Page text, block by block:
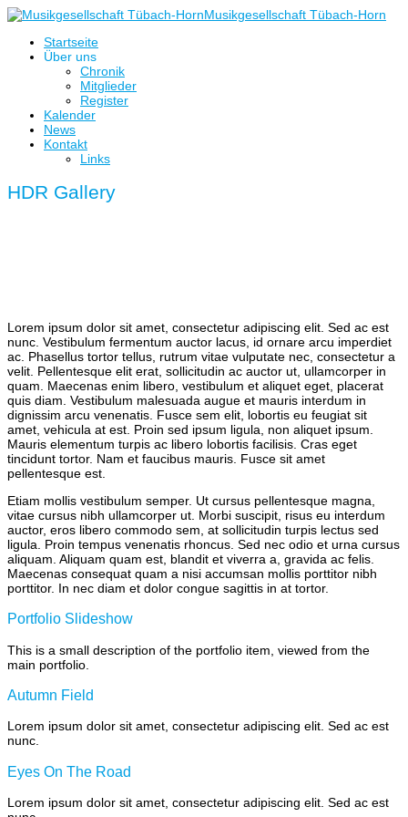
Musikgesellschaft Tübach-Horn
Startseite
Über uns
Chronik
Mitglieder
Register
Kalender
News
Kontakt
Links
HDR Gallery
Lorem ipsum dolor sit amet, consectetur adipiscing elit. Sed ac est
nunc. Vestibulum fermentum auctor lacus, id ornare arcu imperdiet
ac. Phasellus tortor tellus, rutrum vitae vulputate nec, consectetur a
velit. Pellentesque elit erat, sollicitudin ac auctor ut, ullamcorper in
quam. Maecenas enim libero, vestibulum et aliquet eget, placerat
quis diam. Vestibulum malesuada augue et mauris interdum in
dignissim arcu venenatis. Fusce sem elit, lobortis eu feugiat sit
amet, vehicula at est. Proin sed ipsum ligula, non aliquet ipsum.
Mauris elementum turpis ac libero lobortis facilisis. Cras eget
tincidunt tortor. Nam et faucibus mauris. Fusce sit amet
pellentesque est.
Etiam mollis vestibulum semper. Ut cursus pellentesque magna,
vitae cursus nibh ullamcorper ut. Morbi suscipit, risus eu interdum
auctor, eros libero commodo sem, at sollicitudin turpis lectus sed
ligula. Proin tempus venenatis rhoncus. Sed nec odio et urna cursus
aliquam. Aliquam quam est, blandit et viverra a, gravida ac felis.
Maecenas consequat quam a nisi accumsan mollis porttitor nibh
porttitor. In nec diam et dolor congue sagittis in at tortor.
Portfolio Slideshow
This is a small description of the portfolio item, viewed from the
main portfolio.
Autumn Field
Lorem ipsum dolor sit amet, consectetur adipiscing elit. Sed ac est
nunc.
Eyes On The Road
Lorem ipsum dolor sit amet, consectetur adipiscing elit. Sed ac est